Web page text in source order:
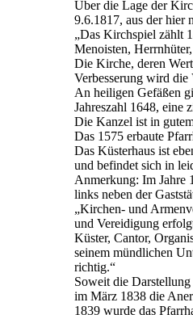
Über die Lage der
9.6.1817, aus der hier
„Das Kirchspiel zählt
Menoisten,
Die Kirche, deren
Verbesserung wird die
An heiligen Gefäßen
Jahreszahl 1648,
Die Kanzel ist in
Das 1575 erbaute
Das Küsterhaus ist
und befindet sich in
Anmerkung: Im Jahre
links neben der
„Kirchen- und
und Vereidigung
Küster, Cantor,
seinem mündlichen
richtig.“
Soweit die
im März 1838 die
1839 wurde das